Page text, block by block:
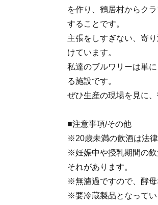
を作り、鶴居村からク
することです。
主張をしすぎない、寄
けています。
私達のブルワリーは単
る施設です。
ぜひ生産の現場を見に
■注意事項/その他
※20歳未満の飲酒は法律
※妊娠中や授乳期間の
それがあります。
※無濾過ですので、酵母
※要冷蔵製品となってい